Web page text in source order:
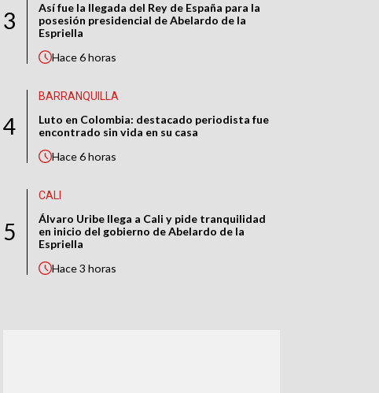
3
Así fue la llegada del Rey de España para la
posesión presidencial de Abelardo de la
Espriella
Hace6 horas
4
BARRANQUILLA
Luto en Colombia: destacado periodista fue
encontrado sin vida en su casa
Hace6 horas
5
CALI
Álvaro Uribe llega a Cali y pide tranquilidad
en inicio del gobierno de Abelardo de la
Espriella
Hace3 horas